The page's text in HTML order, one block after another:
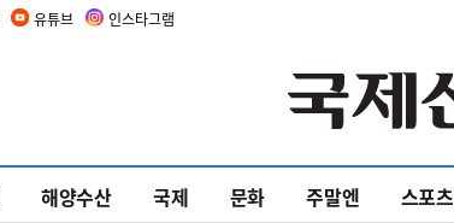
유튜브 인스타그램
해양수산 국제 문화 주말엔 스포츠